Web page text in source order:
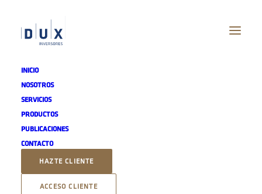
INICIO
NOSOTROS
SERVICIOS
PRODUCTOS
PUBLICACIONES
CONTACTO
HAZTE CLIENTE
ACCESO CLIENTE
INVESTMENTS SICAV SA